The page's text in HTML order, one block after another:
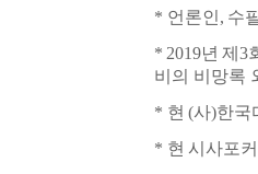
* 언론인 , 수
* 2019년 제 3
비의 비망록
* 현 (사)한국
* 현 시사포